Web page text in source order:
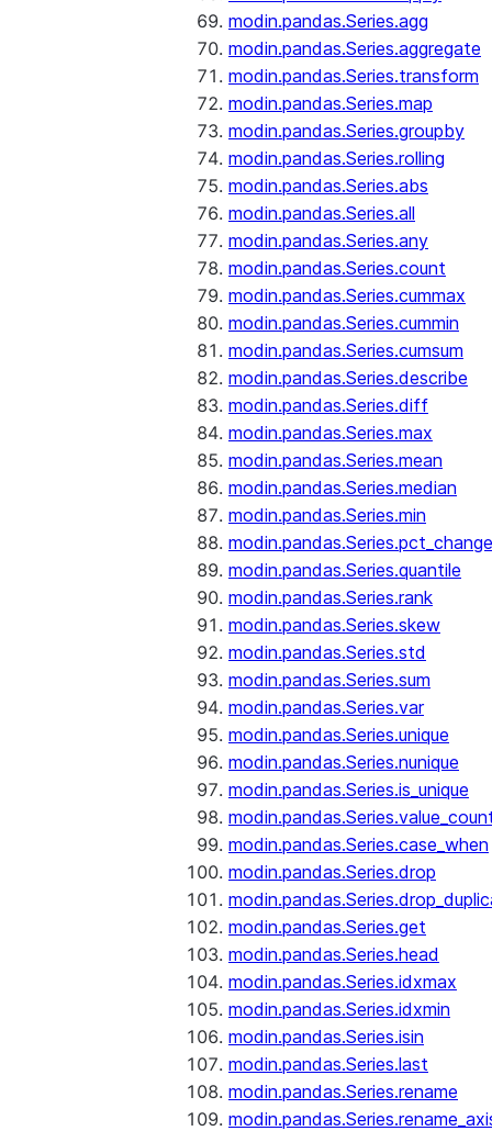
modin.pandas.Series.agg
modin.pandas.Series.aggregate
modin.pandas.Series.transform
modin.pandas.Series.map
modin.pandas.Series.groupby
modin.pandas.Series.rolling
modin.pandas.Series.abs
modin.pandas.Series.all
modin.pandas.Series.any
modin.pandas.Series.count
modin.pandas.Series.cummax
modin.pandas.Series.cummin
modin.pandas.Series.cumsum
modin.pandas.Series.describe
modin.pandas.Series.diff
modin.pandas.Series.max
modin.pandas.Series.mean
modin.pandas.Series.median
modin.pandas.Series.min
modin.pandas.Series.pct_change
modin.pandas.Series.quantile
modin.pandas.Series.rank
modin.pandas.Series.skew
modin.pandas.Series.std
modin.pandas.Series.sum
modin.pandas.Series.var
modin.pandas.Series.unique
modin.pandas.Series.nunique
modin.pandas.Series.is_unique
modin.pandas.Series.case_when
modin.pandas.Series.drop
modin.pandas.Series.get
modin.pandas.Series.head
modin.pandas.Series.idxmax
modin.pandas.Series.idxmin
modin.pandas.Series.isin
modin.pandas.Series.last
modin.pandas.Series.rename